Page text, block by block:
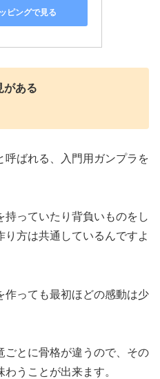
ピングで見る
がある
ばれる、入門用ガンプラを
持っていたり背負いものをし
方は共通しているんですよ
作っても最初ほどの感動は少
ごとに骨格が違うので、その
うことが出来ます。